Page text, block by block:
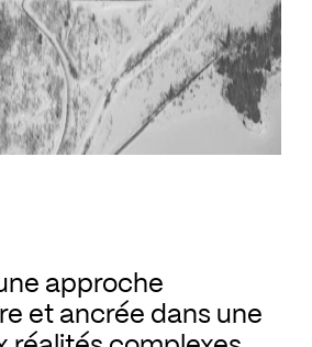
approche
et ancrée dans une